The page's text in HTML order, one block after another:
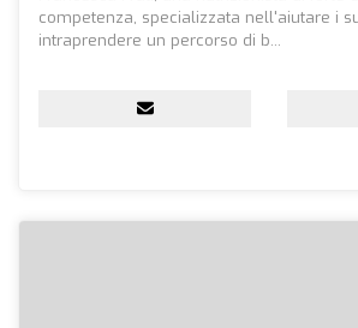
competenza, specializzata nell'aiutare i
intraprendere un percorso di b...